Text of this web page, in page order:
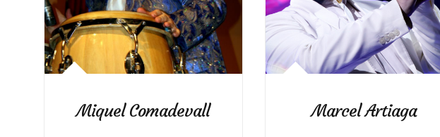
Miquel Comadevall Marcel Artiaga